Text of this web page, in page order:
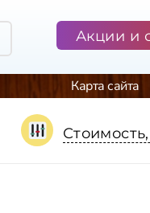
Акции и
Карта сайта